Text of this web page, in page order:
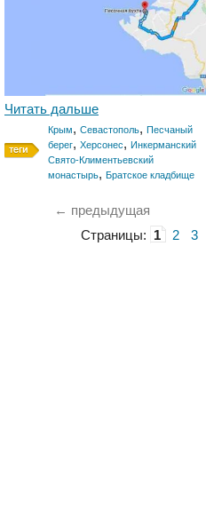
Читать дальше
Крым, Севастополь, Песчаный
берег, Херсонес, Инкерманский
Свято-Климентьевский
монастырь, Братское кладбище
← предыдущая
Страницы: 1 2 3